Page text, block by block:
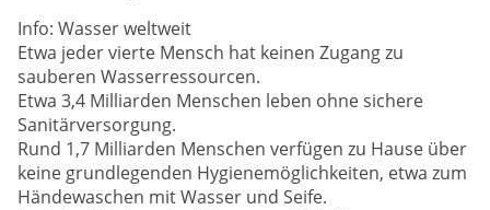
Info: Wasser weltweit
Etwa jeder vierte Mensch hat keinen Zugang zu
sauberen Wasserressourcen.
Etwa 3,4 Milliarden Menschen leben ohne sichere
Sanitärversorgung.
Rund 1,7 Milliarden Menschen verfügen zu Hause über
keine grundlegenden Hygienemöglichkeiten, etwa zum
Händewaschen mit Wasser und Seife.